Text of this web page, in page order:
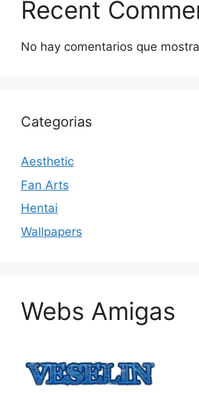
Recent
No hay comentarios que
Categorias
Aesthetic
Fan Arts
Hentai
Wallpapers
Webs Amigas